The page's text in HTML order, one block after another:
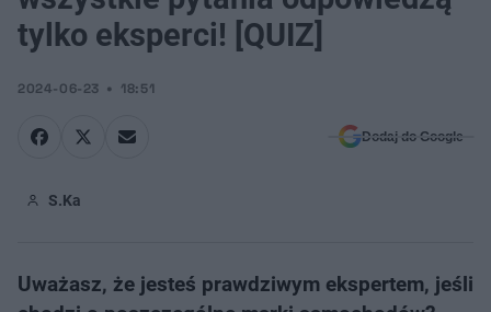
tylko eksperci! [QUIZ]
2024-06-23 18:51
Dodaj do Google
S.Ka
Uważasz, że jesteś prawdziwym ekspertem, jeśli